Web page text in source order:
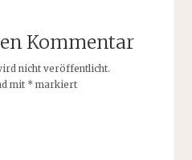
Kommentar
nicht veröffentlicht.
mit *markiert